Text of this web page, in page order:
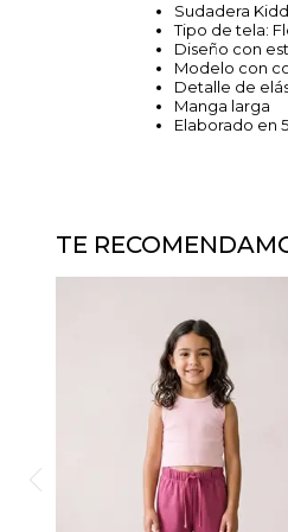
Sudadera
Tipo de tela:
Diseño con
Modelo con
Detalle de
Manga larga
Elaborado en
TE